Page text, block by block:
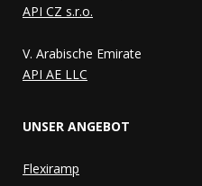
API CZ s.r.o.
V. Arabische Emirate
API AE LLC
UNSER ANGEBOT
Flexiramp